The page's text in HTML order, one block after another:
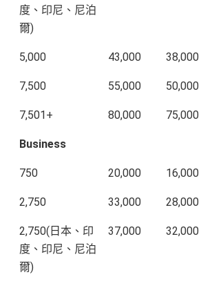
度、印尼、尼泊
爾)
5,000 43,000 38,000
7,500 55,000 50,000
7,501+ 80,000 75,000
Business
750 20,000 16,000
2,750 33,000 28,000
2,750(日本、印
度、印尼、尼泊
爾)
37,000 32,000